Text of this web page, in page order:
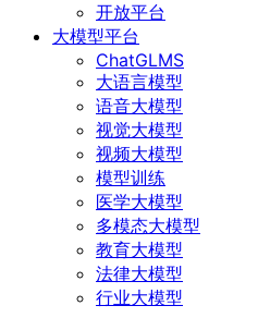
开放平台
大模型平台
ChatGLMS
大语言模型
语音大模型
视觉大模型
视频大模型
模型训练
医学大模型
多模态大模型
教育大模型
法律大模型
行业大模型